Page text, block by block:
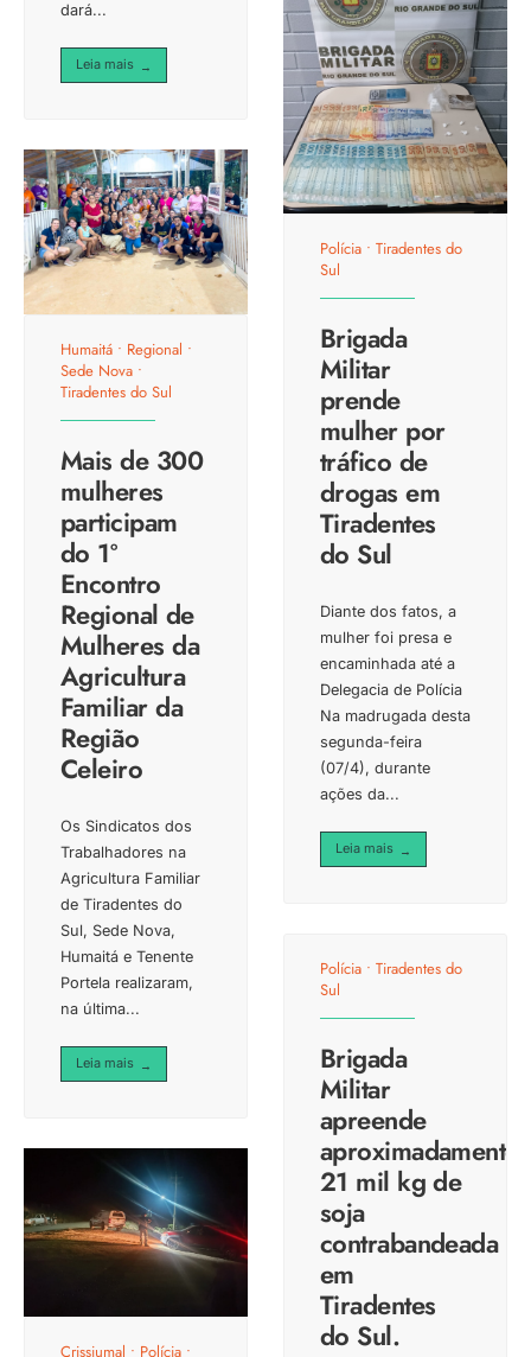
dará...
Leia mais →
Polícia • Tiradentes do
Sul
Brigada
Militar
prende
mulher por
tráfico de
drogas em
Tiradentes
do Sul
Diante dos fatos, a
mulher foi presa e
encaminhada até a
Delegacia de Polícia
Na madrugada desta
segunda-feira
(07/4), durante
ações da...
Leia mais →
Humaitá • Regional •
Sede Nova •
Tiradentes do Sul
Mais de 300
mulheres
participam
do 1º
Encontro
Regional de
Mulheres da
Agricultura
Familiar da
Região
Celeiro
Os Sindicatos dos
Trabalhadores na
Agricultura Familiar
de Tiradentes do
Sul, Sede Nova,
Humaitá e Tenente
Portela realizaram,
na última...
Leia mais →
Polícia • Tiradentes do
Sul
Brigada
Militar
apreende
aproximadamente
21 mil kg de
soja
contrabandeada
em
Tiradentes
do Sul.
Crissiumal • Polícia •